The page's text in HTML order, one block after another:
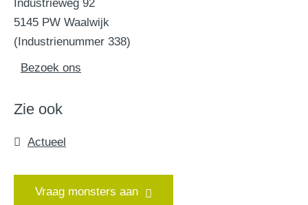
Industrieweg 92
5145 PW Waalwijk
(Industrienummer 338)
Bezoek ons
Zie ook
Actueel
Vraag monsters aan